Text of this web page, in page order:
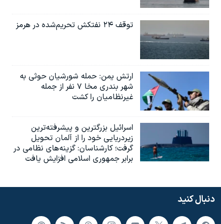
توقف ۲۴ نفتکش تحریم‌شده در هرمز
ارتش یمن: حمله شورشیان حوثی به
شهر بندری مخا ۷ نفر از جمله
غیرنظامیان را کشت
اسرائيل بزرگترین و پیشرفته‌ترین
زیردریایی خود را از آلمان تحویل
گرفت؛ کارشناسان: گزینه‌های نظامی در
برابر جمهوری اسلامی افزایش یافت
دنبال کنید